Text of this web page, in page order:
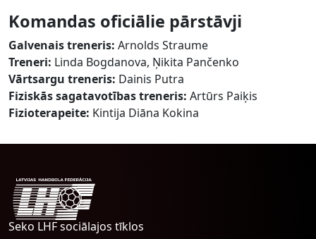
Komandas oficiālie pārstāvji
Galvenais treneris: Arnolds Straume
Treneri: Linda Bogdanova, Ņikita Pančenko
Vārtsargu treneris: Dainis Putra
Fiziskās sagatavotības treneris: Artūrs Paiķis
Fizioterapeite: Kintija Diāna Kokina
Seko LHF sociālajos tīklos